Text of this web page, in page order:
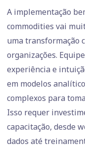
A implementação
commodities vai
uma transformação
organizações.
experiência e
em modelos
complexos para
Isso requer
capacitação, desde
dados até